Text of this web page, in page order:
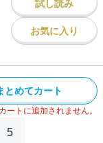
試し読み
お気に入り
とめてカート
トに追加されません。
5